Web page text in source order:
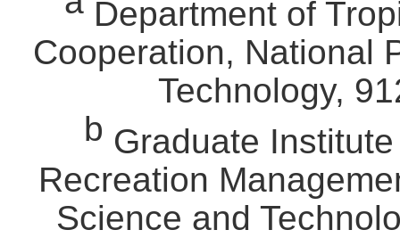
Department of
Cooperation, National
Technology,
b Graduate
Recreation
Science and